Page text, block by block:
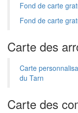
Fond de carte
Fond de carte
Carte des
Carte
du Tarn
Carte des